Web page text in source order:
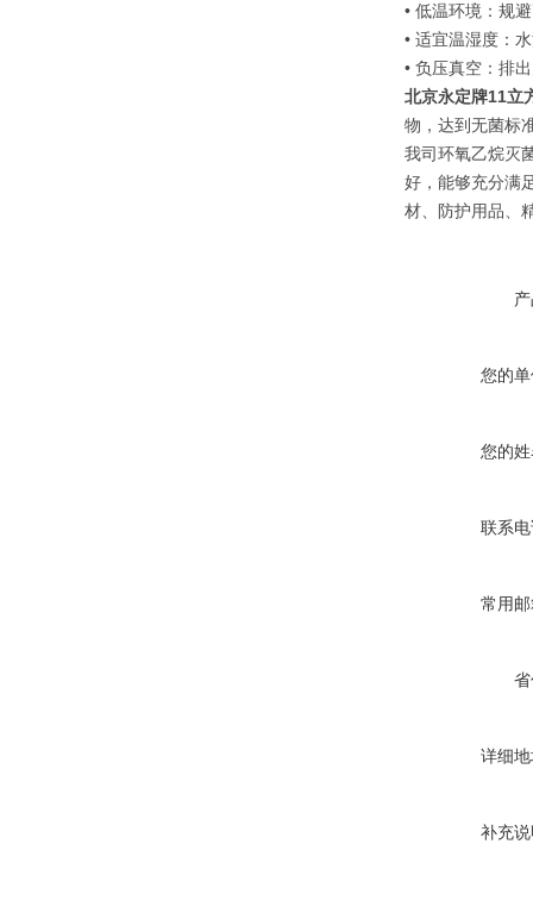
• 低温环境：规
• 适宜温湿度：
• 负压真空：排
北京永定牌11立
物，达到无菌标
我司环氧乙烷灭
好，能够充分满
材、防护用品、
您的
您的
联系
常用
详细
补充